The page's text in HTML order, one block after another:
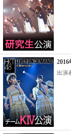
出演